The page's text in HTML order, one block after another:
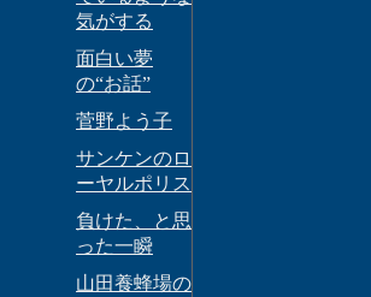
気がする
面白い夢
の“お話”
菅野よう子
サンケンのロ
ーヤルポリス
負けた、と思
った一瞬
山田養蜂場の